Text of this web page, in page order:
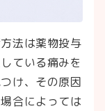
法は薬物投与
ている痛みを
け、その原因
合によっては